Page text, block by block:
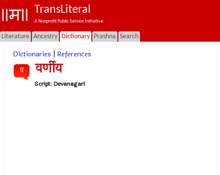
TransLiteral
A Nonprofit Public Service Initiative.
Literature Ancestry Dictionary Prashna Search
Dictionaries References
व वर्णीय
Script:Devanagari